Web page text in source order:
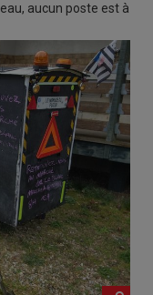
aucun poste est à